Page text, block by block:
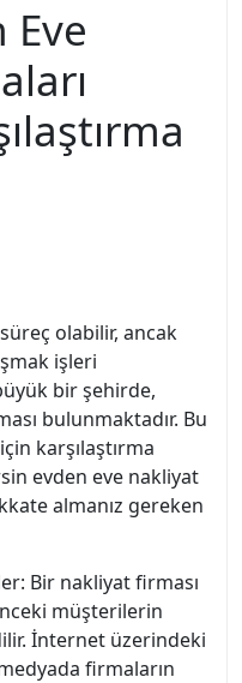
Eve
olabilir, ancak
işleri
bir şehirde,
bulunmaktadır. Bu
karşılaştırma
evden eve nakliyat
almanız gereken
Bir nakliyat firması
müşterilerin
İnternet üzerindeki
firmaların